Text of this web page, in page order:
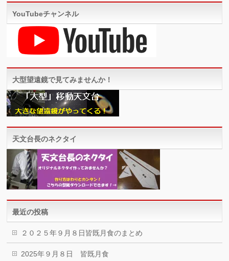
YouTubeチャンネル
大型望遠鏡で見てみませんか！
天文台長のネクタイ
最近の投稿
２０２５年９月８日皆既月食のまとめ
2025年９月８日 皆既月食